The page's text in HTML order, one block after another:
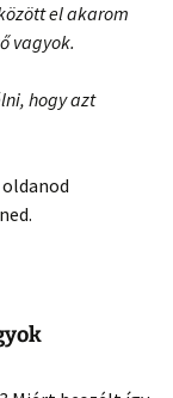
el akarom
vagyok.
hogy azt